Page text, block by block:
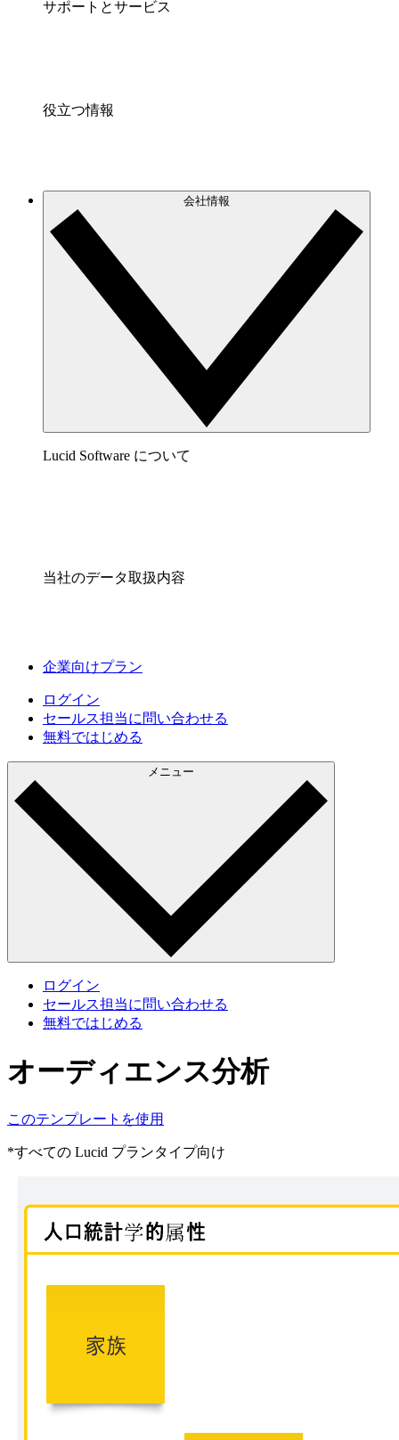
サポートとサービス
役立つ情報
会社情報
Lucid Software について
当社のデータ取扱内容
企業向けプラン
ログイン
セールス担当に問い合わせる
無料ではじめる
メニュー
ログイン
セールス担当に問い合わせる
無料ではじめる
オーディエンス分析
このテンプレートを使用
*すべての Lucid プランタイプ向け